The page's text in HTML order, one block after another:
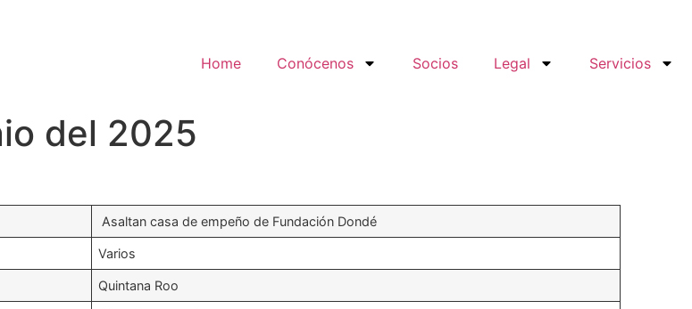
Home Conócenos Socios Legal
Servicios
del 2025
Asaltan casa de empeño de Fundación Dondé
Varios
Quintana Roo